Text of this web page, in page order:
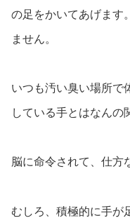
の足をかいてあげます
ません。
いつも汚い臭い場所で
している手とはなんの
脳に命令されて、仕方
むしろ、積極的に手が